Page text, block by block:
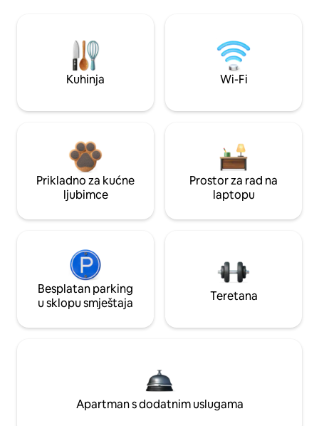
Kuhinja Wi-Fi
Prikladno za kućne
ljubimce
Prostor za rad na
laptopu
Besplatan parking
u sklopu smještaja
Teretana
Apartman s dodatnim uslugama